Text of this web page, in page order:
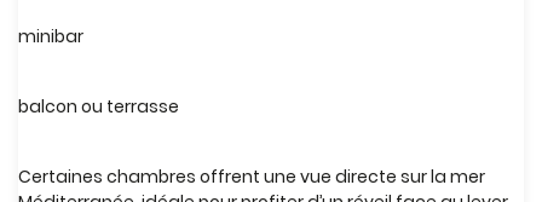
minibar
balcon ou terrasse
Certaines chambres offrent une vue directe sur la mer